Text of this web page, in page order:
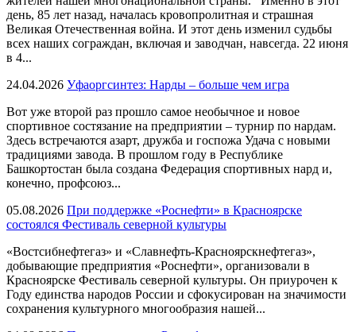
день, 85 лет назад, началась кровопролитная и страшная
Великая Отечественная война. И этот день изменил судьбы
всех наших сограждан, включая и заводчан, навсегда. 22 июня
в 4...
24.04.2026 Уфаоргсинтез: Нарды – больше чем игра
Вот уже второй раз прошло самое необычное и новое
спортивное состязание на предприятии – турнир по нардам.
Здесь встречаются азарт, дружба и госпожа Удача с новыми
традициями завода. В прошлом году в Республике
Башкортостан была создана Федерация спортивных нард и,
конечно, профсоюз...
05.08.2026 При поддержке «Роснефти» в Красноярске
состоялся Фестиваль северной культуры
«Востсибнефтегаз» и «Славнефть-Красноярскнефтегаз»,
добывающие предприятия «Роснефти», организовали в
Красноярске Фестиваль северной культуры. Он приурочен к
Году единства народов России и сфокусирован на значимости
сохранения культурного многообразия нашей...